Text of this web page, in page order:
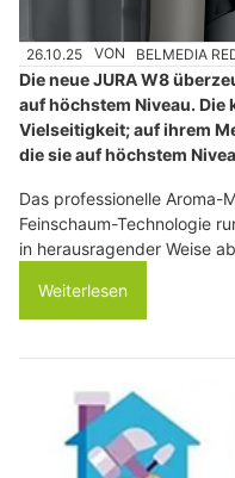
26.10.25 VON BELMEDIA
Die neue JURA W8
auf höchstem Niveau.
Vielseitigkeit; auf ihrem
die sie auf höchstem
Das professionelle Aroma-
Feinschaum-Technologie
in herausragender Weise
Weiterlesen